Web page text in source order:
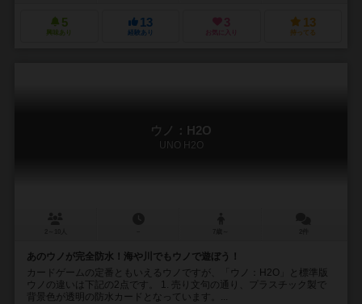
5
興味あり
13
経験あり
3
お気に入り
13
持ってる
ウノ：H2O
UNO H2O
あのウノが完全防水！海や川でもウノで遊ぼう！
カードゲームの定番ともいえるウノですが、「ウノ：H2O」と標準版
ウノの違いは下記の2点です。 1. 売り文句の通り、プラスチック製で
背景色が透明の防水カードとなっています。...